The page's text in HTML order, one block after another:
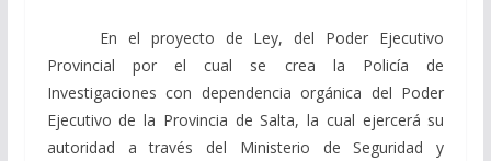
En el proyecto de Ley, del Poder Ejecutivo
Provincial por el cual se crea la Policía de
Investigaciones con dependencia orgánica del Poder
Ejecutivo de la Provincia de Salta, la cual ejercerá su
autoridad a través del Ministerio de Seguridad y